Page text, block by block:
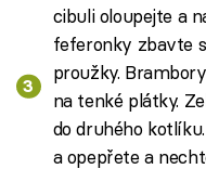
cibuli oloupejte a
feferonky zbavte
proužky.
na tenké plátky.
do druhého
a opepřete a